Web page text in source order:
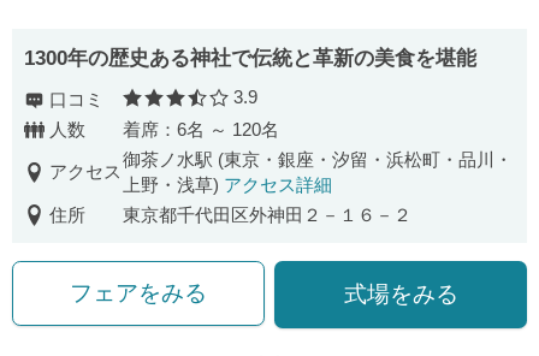
1300年の歴史ある神社で伝統と革新の美食を堪能
口コミ 口コミ評価
3.9
人数
着席：6名 ～ 120名
アクセス
御茶ノ水駅 (東京・銀座・汐留・浜松町・品川・
上野・浅草) アクセス詳細
住所
東京都千代田区外神田２－１６－２
フェアをみる 式場をみる